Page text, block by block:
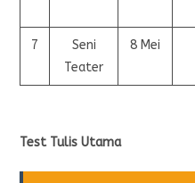
7
Seni
Teater
8 Mei
Test Tulis Utama